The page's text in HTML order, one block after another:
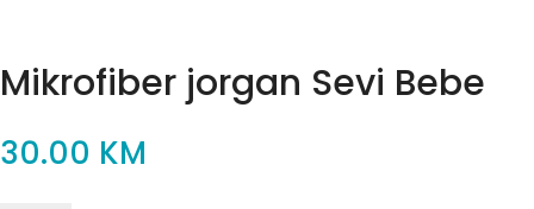
Mikrofiber jorgan Sevi Bebe
30.00 KM